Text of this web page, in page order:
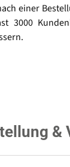
einer
3000
&